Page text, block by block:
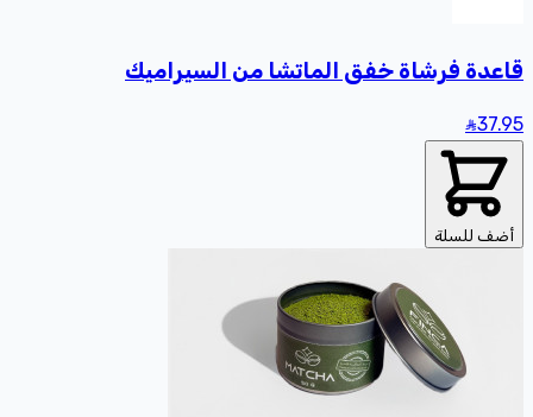
قاعدة فرشاة خفق الماتشا من السيراميك
37.95
أضف للسلة